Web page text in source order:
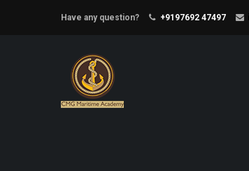
Have any question? +9197692 47497